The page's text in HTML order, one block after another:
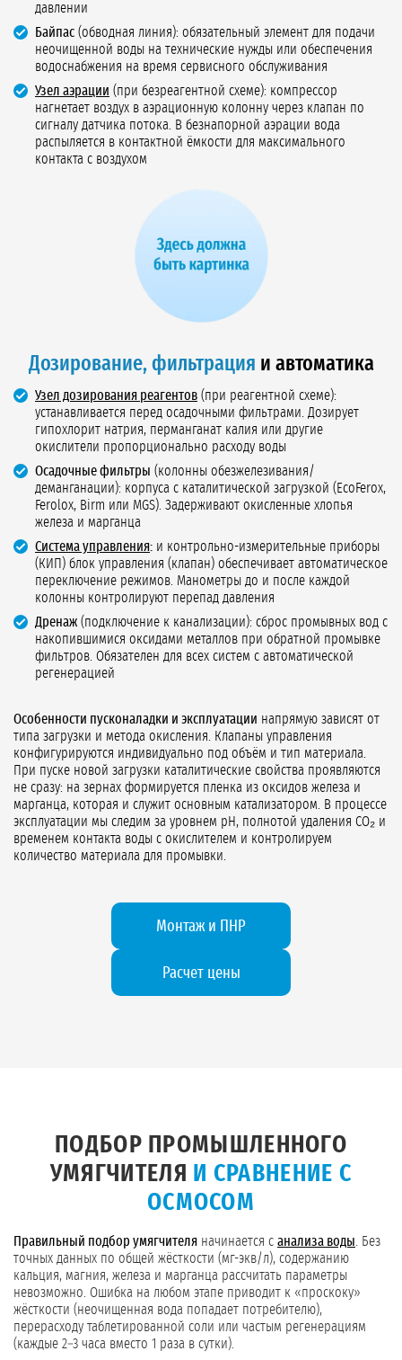
давлении
Байпас (обводная линия): обязательный элемент для подачи
неочищенной воды на технические нужды или обеспечения
водоснабжения на время сервисного обслуживания
Узел аэрации (при безреагентной схеме): компрессор
нагнетает воздух в аэрационную колонну через клапан по
сигналу датчика потока. В безнапорной аэрации вода
распыляется в контактной ёмкости для максимального
контакта с воздухом
Дозирование, фильтрация и автоматика
Узел дозирования реагентов (при реагентной схеме):
устанавливается перед осадочными фильтрами. Дозирует
гипохлорит натрия, перманганат калия или другие
окислители пропорционально расходу воды
Осадочные фильтры (колонны обезжелезивания/
деманганации): корпуса с каталитической загрузкой (EcoFerox,
Ferolox, Birm или MGS). Задерживают окисленные хлопья
железа и марганца
Система управления: и контрольно-измерительные приборы
(КИП) блок управления (клапан) обеспечивает автоматическое
переключение режимов. Манометры до и после каждой
колонны контролируют перепад давления
Дренаж (подключение к канализации): сброс промывных вод с
накопившимися оксидами металлов при обратной промывке
фильтров. Обязателен для всех систем с автоматической
регенерацией
Особенности пусконаладки и эксплуатации напрямую зависят от
типа загрузки и метода окисления. Клапаны управления
конфигурируются индивидуально под объём и тип материала.
При пуске новой загрузки каталитические свойства проявляются
не сразу: на зернах формируется пленка из оксидов железа и
марганца, которая и служит основным катализатором. В процессе
эксплуатации мы следим за уровнем pH, полнотой удаления CO₂ и
временем контакта воды с окислителем и контролируем
количество материала для промывки.
Монтаж и ПНР
Расчет цены
ПОДБОР ПРОМЫШЛЕННОГО
УМЯГЧИТЕЛЯ И СРАВНЕНИЕ С
ОСМОСОМ
Правильный подбор умягчителя начинается с анализа воды . Без
точных данных по общей жёсткости (мг-экв/л), содержанию
кальция, магния, железа и марганца рассчитать параметры
невозможно. Ошибка на любом этапе приводит к «проскоку»
жёсткости (неочищенная вода попадает потребителю),
перерасходу таблетированной соли или частым регенерациям
(каждые 2–3 часа вместо 1 раза в сутки).